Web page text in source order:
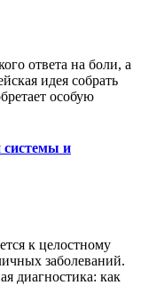
ответа на боли, а
идея собрать
особую
системы и
к целостному
заболеваний.
диагностика: как